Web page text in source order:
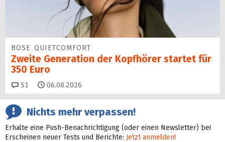
BOSE QUIETCOMFORT
Zweite Generation der Kopfhörer startet für
350 Euro
51 Kommentare
06.08.2026
Nichts mehr verpassen!
Erhalte eine Push-Benachrichtigung (oder einen Newsletter) bei
Erscheinen neuer Tests und Berichte: Jetzt anmelden!